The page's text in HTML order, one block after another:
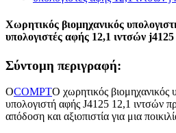
Χωρητικός βιομηχανικός
υπολογιστές αφής 12,1 ιντσών j4125
Σύντομη περιγραφή:
ΟCOMPTΟ χωρητικός βιομηχανικός
υπολογιστή αφής J4125 12,1 ιντσών
απόδοση και αξιοπιστία για μια